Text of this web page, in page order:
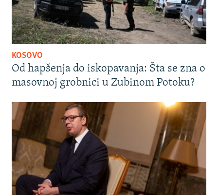
KOSOVO
Od hapšenja do iskopavanja: Šta se zna o
masovnoj grobnici u Zubinom Potoku?